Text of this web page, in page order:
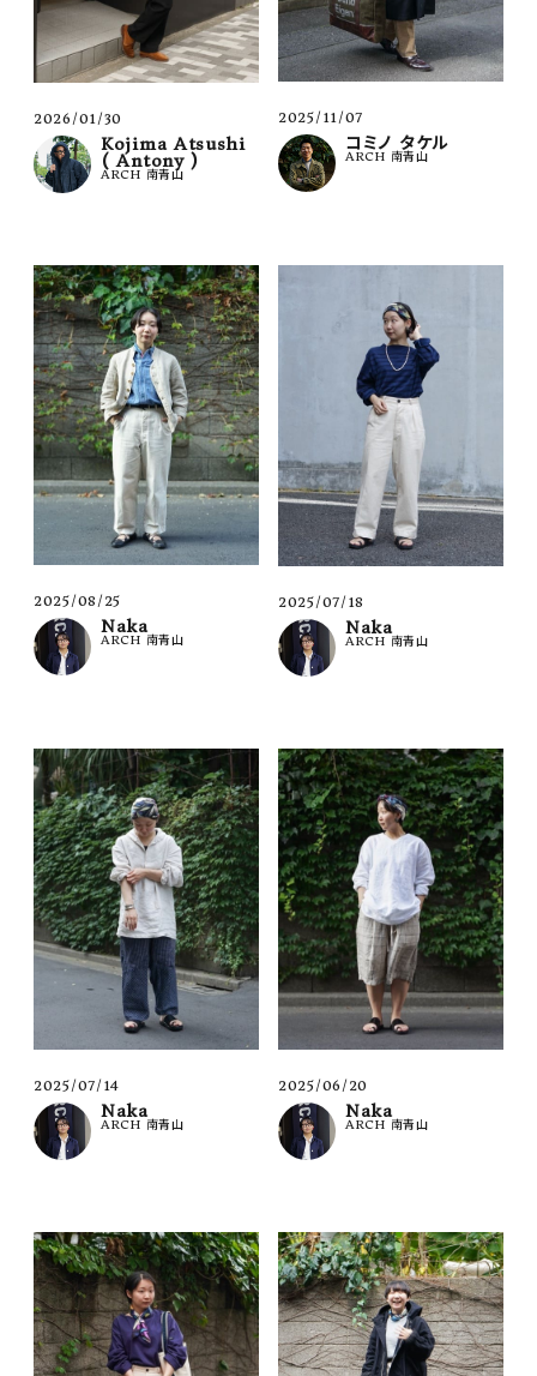
2026/01/30
Kojima Atsushi
( Antony )
ARCH 南青山
2025/11/07
コミノ タケル
ARCH 南青山
2025/08/25
Naka
ARCH 南青山
2025/07/18
Naka
ARCH 南青山
2025/07/14
Naka
ARCH 南青山
2025/06/20
Naka
ARCH 南青山